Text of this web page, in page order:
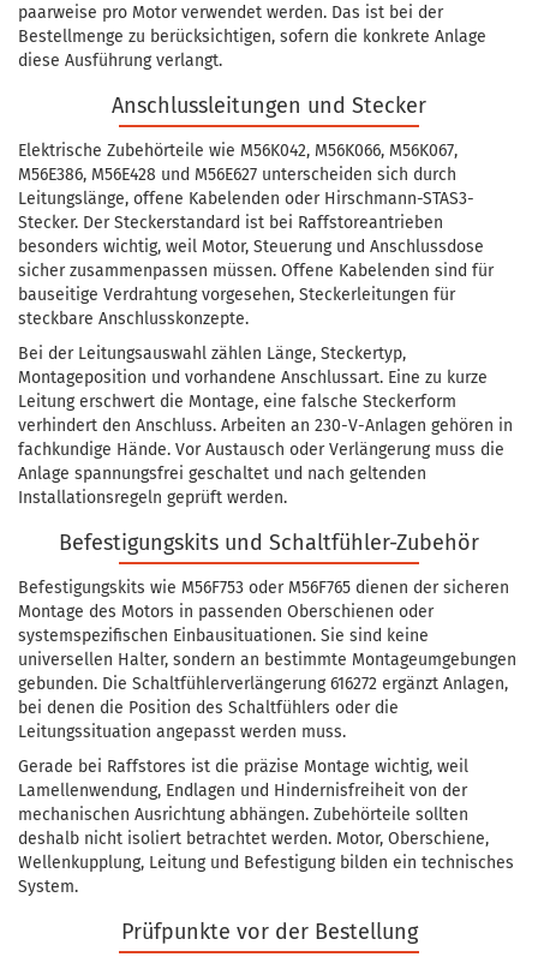
paarweise pro Motor verwendet werden. Das ist bei der
Bestellmenge zu berücksichtigen, sofern die konkrete Anlage
diese Ausführung verlangt.
Anschlussleitungen und Stecker
Elektrische Zubehörteile wie M56K042, M56K066, M56K067,
M56E386, M56E428 und M56E627 unterscheiden sich durch
Leitungslänge, offene Kabelenden oder Hirschmann-STAS3-
Stecker. Der Steckerstandard ist bei Raffstoreantrieben
besonders wichtig, weil Motor, Steuerung und Anschlussdose
sicher zusammenpassen müssen. Offene Kabelenden sind für
bauseitige Verdrahtung vorgesehen, Steckerleitungen für
steckbare Anschlusskonzepte.
Bei der Leitungsauswahl zählen Länge, Steckertyp,
Montageposition und vorhandene Anschlussart. Eine zu kurze
Leitung erschwert die Montage, eine falsche Steckerform
verhindert den Anschluss. Arbeiten an 230-V-Anlagen gehören in
fachkundige Hände. Vor Austausch oder Verlängerung muss die
Anlage spannungsfrei geschaltet und nach geltenden
Installationsregeln geprüft werden.
Befestigungskits und Schaltfühler-Zubehör
Befestigungskits wie M56F753 oder M56F765 dienen der sicheren
Montage des Motors in passenden Oberschienen oder
systemspezifischen Einbausituationen. Sie sind keine
universellen Halter, sondern an bestimmte Montageumgebungen
gebunden. Die Schaltfühlerverlängerung 616272 ergänzt Anlagen,
bei denen die Position des Schaltfühlers oder die
Leitungssituation angepasst werden muss.
Gerade bei Raffstores ist die präzise Montage wichtig, weil
Lamellenwendung, Endlagen und Hindernisfreiheit von der
mechanischen Ausrichtung abhängen. Zubehörteile sollten
deshalb nicht isoliert betrachtet werden. Motor, Oberschiene,
Wellenkupplung, Leitung und Befestigung bilden ein technisches
System.
Prüfpunkte vor der Bestellung